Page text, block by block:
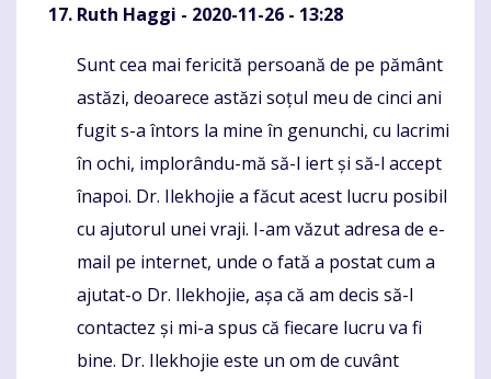
Ruth Haggi - 2020-11-26 - 13:28
Komentaras
Sunt cea mai fericită persoană de pe pământ
astăzi, deoarece astăzi soțul meu de cinci ani
fugit s-a întors la mine în genunchi, cu lacrimi
în ochi, implorându-mă să-l iert și să-l accept
înapoi. Dr. Ilekhojie a făcut acest lucru posibil
cu ajutorul unei vraji. I-am văzut adresa de e-
mail pe internet, unde o fată a postat cum a
ajutat-o Dr. Ilekhojie, așa că am decis să-l
contactez și mi-a spus că fiecare lucru va fi
bine. Dr. Ilekhojie este un om de cuvânt